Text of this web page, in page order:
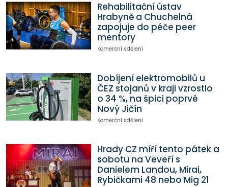
Rehabilitační ústav
Hrabyně a Chuchelná
zapojuje do péče peer
mentory
Komerční sdělení
Dobíjení elektromobilů u
ČEZ stojanů v kraji vzrostlo
o 34 %, na špici poprvé
Nový Jičín
Komerční sdělení
Hrady CZ míří tento pátek a
sobotu na Veveří s
Danielem Landou, Mirai,
Rybičkami 48 nebo Mig 21